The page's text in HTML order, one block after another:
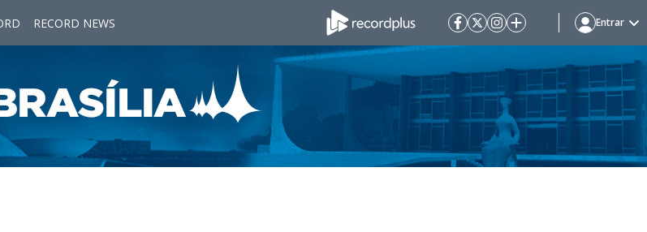
RECORD NEWS Entrar